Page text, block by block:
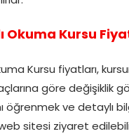
Okuma Kursu
Kursu fiyatları,
göre değişiklik
öğrenmek ve detaylı
sitesi ziyaret